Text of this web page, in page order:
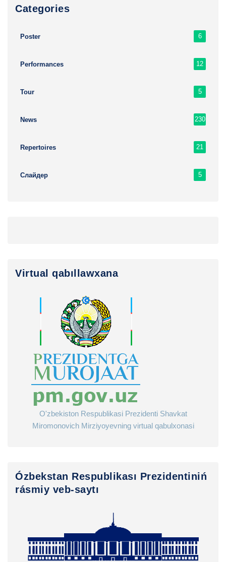
Сategories
Poster 6
Performances 12
Tour 5
News 230
Repertoires 21
Слайдер 5
Virtual qabıllawxana
O'zbekiston Respublikasi Prezidenti Shavkat
Miromonovich Mirziyoyevning virtual qabulxonasi
Ózbekstan Respublikası Prezidentiniń
rásmiy veb-saytı